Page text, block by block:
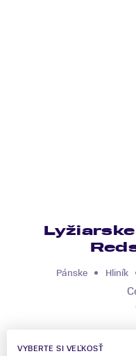
Pánske Hliník
VYBERTE SI VEĽKOSŤ